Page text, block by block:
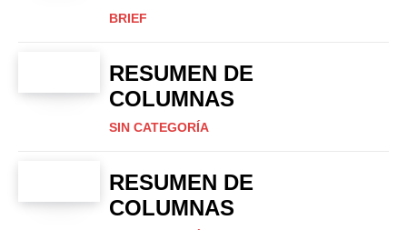
BRIEF
RESUMEN DE
COLUMNAS
SIN CATEGORÍA
RESUMEN DE
COLUMNAS